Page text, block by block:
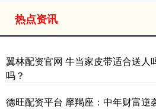
热点资讯
翼林配资官网 牛当家皮带适合送人
吗？
德旺配资平台 摩羯座：中年财富逆